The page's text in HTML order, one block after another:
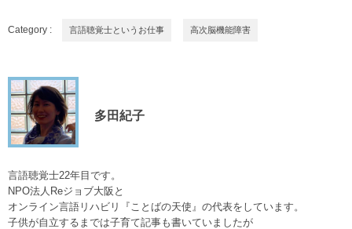
Category : 言語聴覚士というお仕事 高次脳機能障害
多田紀子
言語聴覚士22年目です。
NPO法人Reジョブ大阪と
オンライン言語リハビリ『ことばの天使』の代表をしています。
子供が自立するまでは子育て記事も書いていましたが